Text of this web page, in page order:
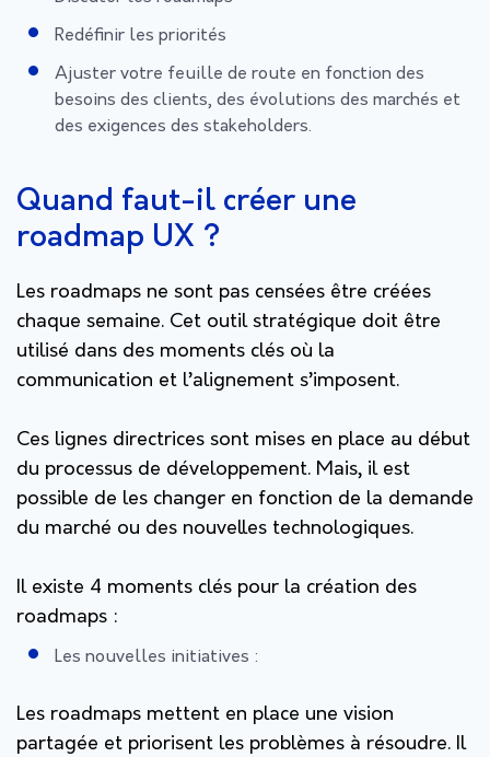
Redéfinir les priorités
Ajuster votre feuille de route en fonction des
besoins des clients, des évolutions des marchés et
des exigences des stakeholders.
Quand faut-il créer une
roadmap UX ?
Les roadmaps ne sont pas censées être créées
chaque semaine. Cet outil stratégique doit être
utilisé dans des moments clés où la
communication et l’alignement s’imposent.
Ces lignes directrices sont mises en place au début
du processus de développement. Mais, il est
possible de les changer en fonction de la demande
du marché ou des nouvelles technologiques.
Il existe 4 moments clés pour la création des
roadmaps :
Les nouvelles initiatives :
Les roadmaps mettent en place une vision
partagée et priorisent les problèmes à résoudre. Il